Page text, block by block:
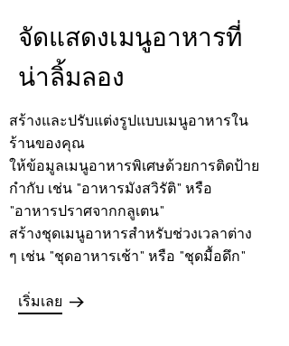
จัดแสดงเมนูอาหารที่
น่าลิ้มลอง
สร้างและปรับแต่งรูปแบบเมนูอาหารใน
ร้านของคุณ
ให้ข้อมูลเมนูอาหารพิเศษด้วยการติดป้าย
กำกับ เช่น "อาหารมังสวิรัติ" หรือ
"อาหารปราศจากกลูเตน"
สร้างชุดเมนูอาหารสำหรับช่วงเวลาต่าง
ๆ เช่น "ชุดอาหารเช้า" หรือ "ชุดมื้อดึก"
เริ่มเลย